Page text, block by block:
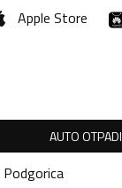
Apple Store
AUTO OTPADI
Podgorica